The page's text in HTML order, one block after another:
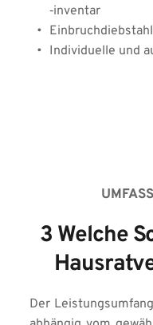
‑inventar
Individuelle und
3 Welche
Der